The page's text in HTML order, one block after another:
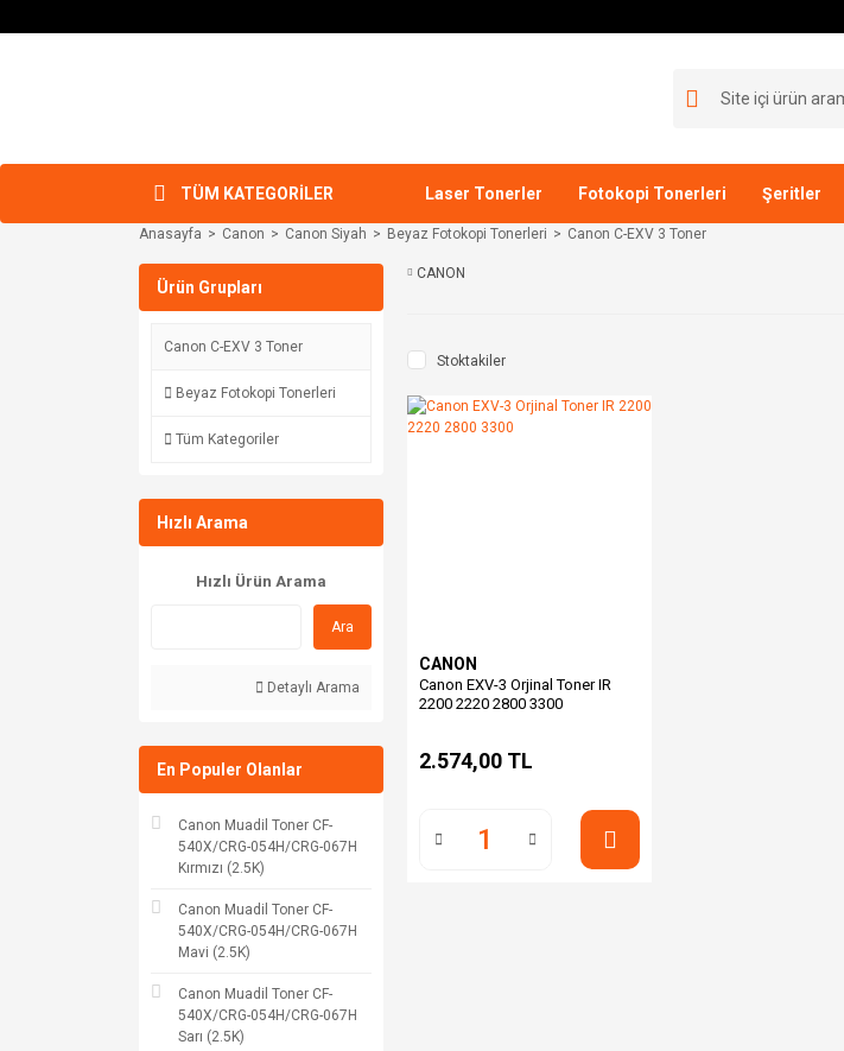
TÜM KATEGORİLER Laser Tonerler Fotokopi Tonerleri Şeritler
Anasayfa Canon Canon Siyah Beyaz Fotokopi Tonerleri Canon C-EXV 3 Toner
Ürün Grupları
Canon C-EXV 3 Toner
Beyaz Fotokopi Tonerleri
Tüm Kategoriler
Hızlı Arama
Hızlı Ürün Arama
Ara
Detaylı Arama
En Populer Olanlar
Canon Muadil Toner CF-
540X/CRG-054H/CRG-067H
Kırmızı (2.5K)
Canon Muadil Toner CF-
540X/CRG-054H/CRG-067H
Mavi (2.5K)
Canon Muadil Toner CF-
540X/CRG-054H/CRG-067H
Sarı (2.5K)
CANON
Stoktakiler
CANON
Canon EXV-3 Orjinal Toner IR
2200 2220 2800 3300
2.574,00 TL